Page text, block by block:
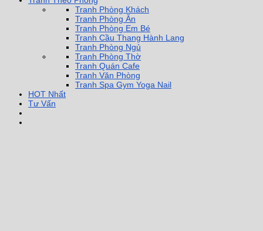
Tranh Phòng Khách
Tranh Phòng Ăn
Tranh Phòng Em Bé
Tranh Cầu Thang Hành Lang
Tranh Phòng Ngủ
Tranh Phòng Thờ
Tranh Quán Cafe
Tranh Văn Phòng
Tranh Spa Gym Yoga Nail
HOT Nhất
Tư Vấn